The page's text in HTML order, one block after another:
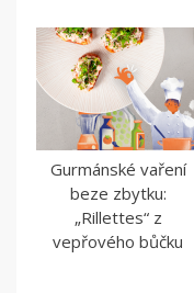
Gurmánské vaření
beze zbytku:
„Rillettes“ z
vepřového bůčku